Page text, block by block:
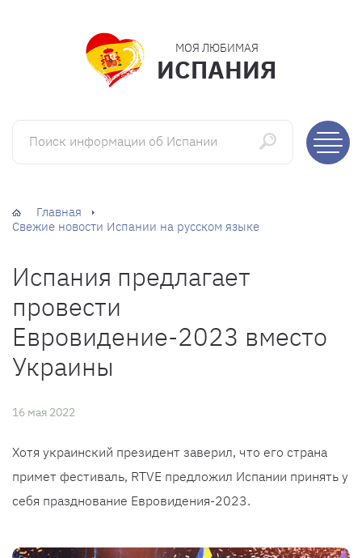
МОЯ ЛЮБИМАЯ
ИСПАНИЯ
Поиск информации об Испании
Главная
Свежие новости Испании на русском языке
Испания предлагает
провести
Евровидение-2023 вместо
Украины
16 мая 2022
Хотя украинский президент заверил, что его страна
примет фестиваль, RTVE предложил Испании принять у
себя празднование Евровидения-2023.